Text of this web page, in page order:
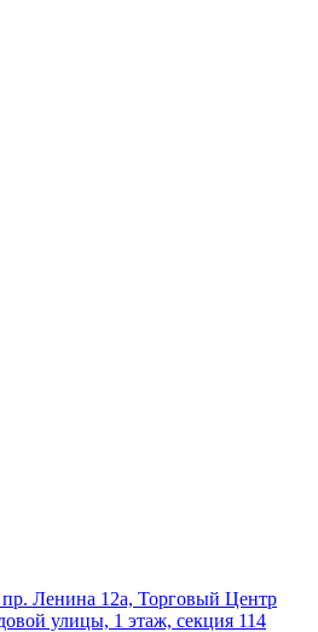
Ленина 12а, Торговый Центр
улицы, 1 этаж, секция 114